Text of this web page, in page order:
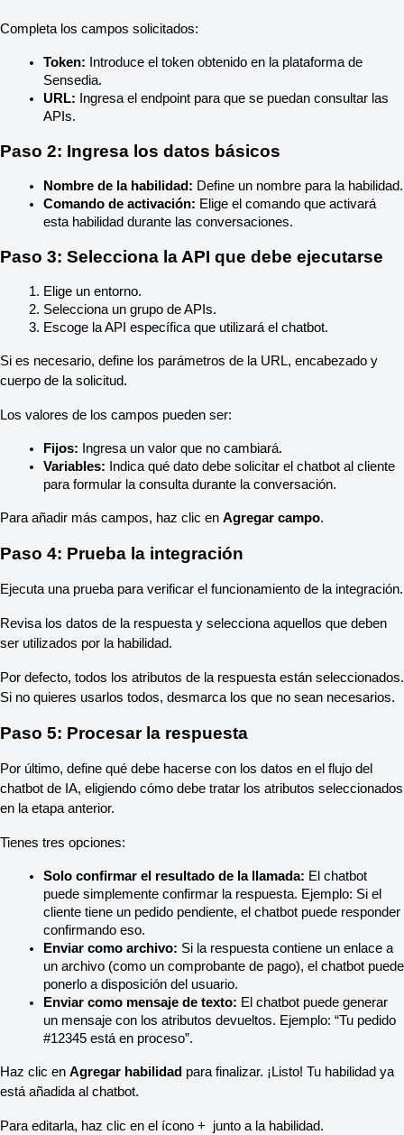
Completa los campos solicitados:
Token: Introduce el token obtenido en la plataforma de
Sensedia.
URL: Ingresa el endpoint para que se puedan consultar las
APIs.
Paso 2: Ingresa los datos básicos
Nombre de la habilidad: Define un nombre para la habilidad.
Comando de activación: Elige el comando que activará
esta habilidad durante las conversaciones.
Paso 3: Selecciona la API que debe ejecutarse
Elige un entorno.
Selecciona un grupo de APIs.
Escoge la API específica que utilizará el chatbot.
Si es necesario, define los parámetros de la URL, encabezado y
cuerpo de la solicitud.
Los valores de los campos pueden ser:
Fijos: Ingresa un valor que no cambiará.
Variables: Indica qué dato debe solicitar el chatbot al cliente
para formular la consulta durante la conversación.
Para añadir más campos, haz clic en Agregar campo.
Paso 4: Prueba la integración
Ejecuta una prueba para verificar el funcionamiento de la integración.
Revisa los datos de la respuesta y selecciona aquellos que deben
ser utilizados por la habilidad.
Por defecto, todos los atributos de la respuesta están seleccionados.
Si no quieres usarlos todos, desmarca los que no sean necesarios.
Paso 5: Procesar la respuesta
Por último, define qué debe hacerse con los datos en el flujo del
chatbot de IA, eligiendo cómo debe tratar los atributos seleccionados
en la etapa anterior.
Tienes tres opciones:
Solo confirmar el resultado de la llamada: El chatbot
puede simplemente confirmar la respuesta. Ejemplo: Si el
cliente tiene un pedido pendiente, el chatbot puede responder
confirmando eso.
Enviar como archivo: Si la respuesta contiene un enlace a
un archivo (como un comprobante de pago), el chatbot puede
ponerlo a disposición del usuario.
Enviar como mensaje de texto: El chatbot puede generar
un mensaje con los atributos devueltos. Ejemplo: “Tu pedido
#12345 está en proceso”.
Haz clic en Agregar habilidad para finalizar. ¡Listo! Tu habilidad ya
está añadida al chatbot.
Para editarla, haz clic en el ícono +  junto a la habilidad.